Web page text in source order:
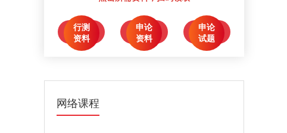
行测
资料
点击领取
申论
资料
点击领取
申论
试题
点击领取
网络课程